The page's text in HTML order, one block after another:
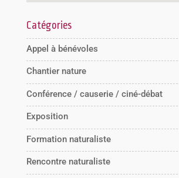
Catégories
Appel à bénévoles
Chantier nature
Conférence / causerie / ciné-débat
Exposition
Formation naturaliste
Rencontre naturaliste